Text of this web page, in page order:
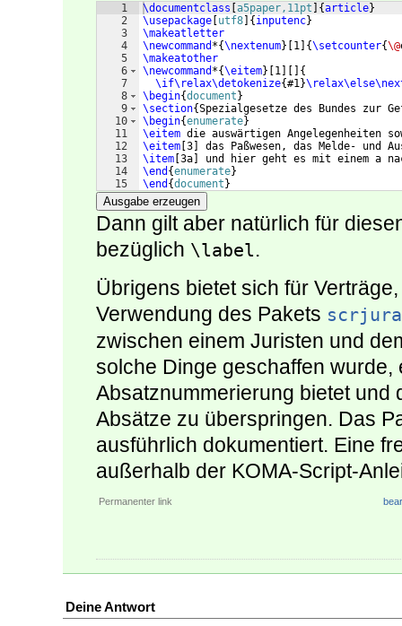
1
2
3
4
5
6
7
8
9
10
11
12
13
14
15
\documentclass a5paper,11pt {article}
\usepackage utf8 { inputenc}
\makeatletter
\newcommand *{\nextenum} 1 {\setcounter{\@
\makeatother
\newcommand *{\eitem} 1
{
\if\relax\detokenize{#1}
\begin{document }
\section{Spezialgesetze des Bundes zur
\begin{enumerate}
\eitem die auswärtigen Angelegenheiten
\eitem 3
das Paßwesen, das Melde- und
\item 3a
und hier geht es mit einem a
\end {enumerate}
\end {document }
Ausgabe erzeugen
Dann gilt aber natürlich für
bezüglich \label.
Übrigens bietet sich für
Verwendung des Pakets scrjura
zwischen einem Juristen und
solche Dinge geschaffen wurde,
Absatznummerierung bietet und
Absätze zu überspringen. Das
ausführlich dokumentiert. Eine
außerhalb der KOMA-Script-
Permanenter link
Deine Antwort